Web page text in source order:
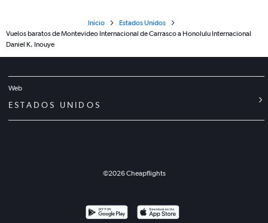
Inicio
Estados Unidos
Vuelos baratos de Montevideo Internacional de Carrasco a Honolulu Internacional
Daniel K. Inouye
Web
ESTADOS UNIDOS
©2026Cheapflights